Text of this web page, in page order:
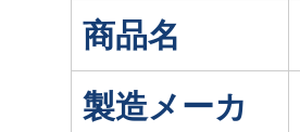
商品名
製造メーカ